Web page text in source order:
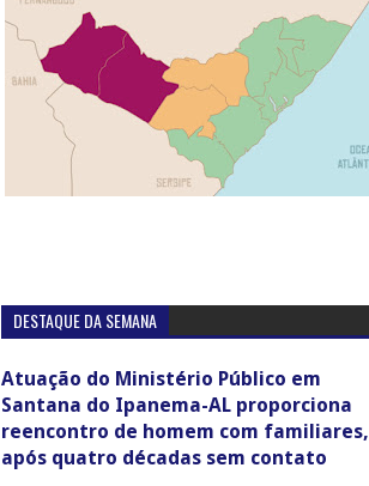
DESTAQUE DA SEMANA
Atuação do Ministério Público em
Santana do Ipanema-AL proporciona
reencontro de homem com familiares,
após quatro décadas sem contato